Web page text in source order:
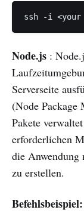
ssh -i <your
Node.js :
Serverseite
(Node Package
Pakete
erforderlichen
die Anwendung
zu erstellen.
Befehlsbeispiel: